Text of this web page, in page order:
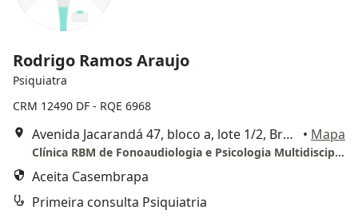
Rodrigo Ramos Araujo
Psiquiatra
CRM 12490 DF - RQE 6968
Avenida Jacarandá 47, bloco a, lote 1/2, Brasília • Mapa
Clínica RBM de Fonoaudiologia e Psicologia Multidisciplinar
Aceita Casembrapa
Primeira consulta Psiquiatria